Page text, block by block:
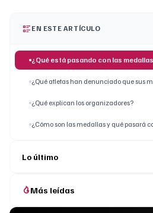
EN ESTE ARTÍCULO
¿Qué está pasando con las
¿Qué atletas han denunciado que sus
¿Qué explican los organizadores?
¿Cómo son las medallas y qué pasará
Lo último
Más leídas